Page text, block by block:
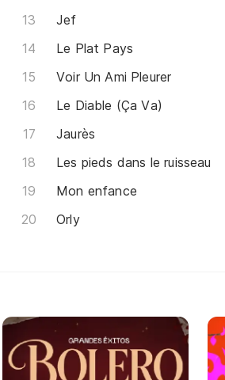
Jef
Le Plat Pays
Voir Un Ami Pleurer
Le Diable (Ça Va)
Jaurès
Les pieds dans le ruisseau
Mon enfance
Orly